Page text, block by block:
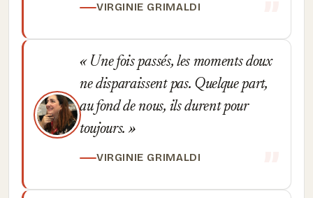
VIRGINIE GRIMALDI
Une fois passés, les moments doux
ne disparaissent pas. Quelque part,
au fond de nous, ils durent pour
toujours.
VIRGINIE GRIMALDI